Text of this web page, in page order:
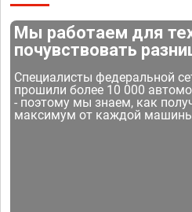
Мы работаем для
почувствовать
Специалисты федеральной
прошили более 10 000
- поэтому мы знаем, как
максимум от каждой